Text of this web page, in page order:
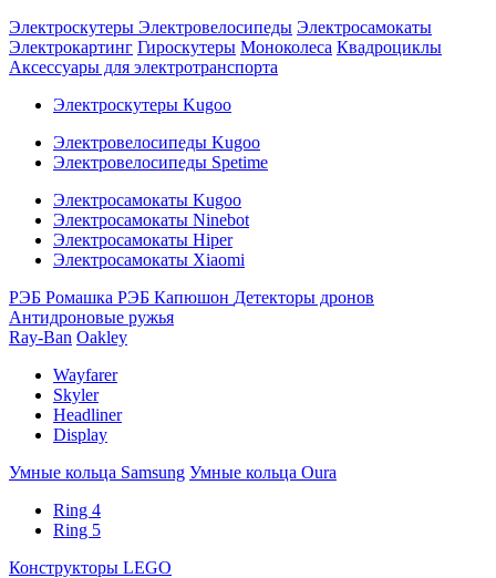
Электроскутеры Электровелосипеды Электросамокаты
Электрокартинг Гироскутеры Моноколеса Квадроциклы
Аксессуары для электротранспорта
Электроскутеры Kugoo
Электровелосипеды Kugoo
Электровелосипеды Spetime
Электросамокаты Kugoo
Электросамокаты Ninebot
Электросамокаты Hiper
Электросамокаты Xiaomi
РЭБ Ромашка РЭБ Капюшон Детекторы дронов
Антидроновые ружья
Ray-Ban Oakley
Wayfarer
Skyler
Headliner
Display
Умные кольца Samsung Умные кольца Oura
Ring 4
Ring 5
Конструкторы LEGO